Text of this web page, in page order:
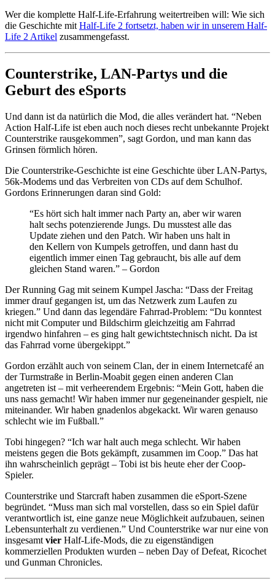
Wer die komplette Half-Life-Erfahrung weitertreiben will: Wie sich
die Geschichte mit Half-Life 2 fortsetzt, haben wir in unserem Half-
Life 2 Artikel zusammengefasst.
Counterstrike, LAN-Partys und die
Geburt des eSports
Und dann ist da natürlich die Mod, die alles verändert hat. “Neben
Action Half-Life ist eben auch noch dieses recht unbekannte Projekt
Counterstrike rausgekommen”, sagt Gordon, und man kann das
Grinsen förmlich hören.
Die Counterstrike-Geschichte ist eine Geschichte über LAN-Partys,
56k-Modems und das Verbreiten von CDs auf dem Schulhof.
Gordons Erinnerungen daran sind Gold:
“Es hört sich halt immer nach Party an, aber wir waren
halt sechs potenzierende Jungs. Du musstest alle das
Update ziehen und den Patch. Wir haben uns halt in
den Kellern von Kumpels getroffen, und dann hast du
eigentlich immer einen Tag gebraucht, bis alle auf dem
gleichen Stand waren.” – Gordon
Der Running Gag mit seinem Kumpel Jascha: “Dass der Freitag
immer drauf gegangen ist, um das Netzwerk zum Laufen zu
kriegen.” Und dann das legendäre Fahrrad-Problem: “Du konntest
nicht mit Computer und Bildschirm gleichzeitig am Fahrrad
irgendwo hinfahren – es ging halt gewichtstechnisch nicht. Da ist
das Fahrrad vorne übergekippt.”
Gordon erzählt auch von seinem Clan, der in einem Internetcafé an
der Turmstraße in Berlin-Moabit gegen einen anderen Clan
angetreten ist – mit verheerendem Ergebnis: “Mein Gott, haben die
uns nass gemacht! Wir haben immer nur gegeneinander gespielt, nie
miteinander. Wir haben gnadenlos abgekackt. Wir waren genauso
schlecht wie im Fußball.”
Tobi hingegen? “Ich war halt auch mega schlecht. Wir haben
meistens gegen die Bots gekämpft, zusammen im Coop.” Das hat
ihn wahrscheinlich geprägt – Tobi ist bis heute eher der Coop-
Spieler.
Counterstrike und Starcraft haben zusammen die eSport-Szene
begründet. “Muss man sich mal vorstellen, dass so ein Spiel dafür
verantwortlich ist, eine ganze neue Möglichkeit aufzubauen, seinen
Lebensunterhalt zu verdienen.” Und Counterstrike war nur eine von
insgesamt vier Half-Life-Mods, die zu eigenständigen
kommerziellen Produkten wurden – neben Day of Defeat, Ricochet
und Gunman Chronicles.